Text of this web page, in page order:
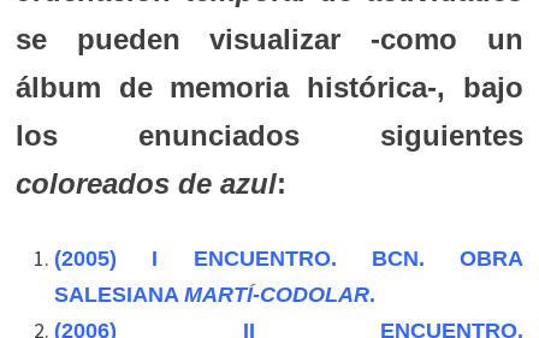
se pueden visualizar -como un
álbum de memoria histórica-, bajo
los enunciados siguientes
coloreados de azul:
(2005) I ENCUENTRO. BCN. OBRA
SALESIANA MARTÍ-CODOLAR.
(2006) II ENCUENTRO.